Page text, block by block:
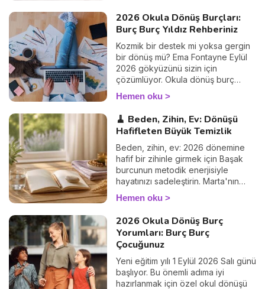
2026 Okula Dönüş Burçları:
Burç Burç Yıldız Rehberiniz
Kozmik bir destek mi yoksa gergin
bir dönüş mü? Ema Fontayne Eylül
2026 gökyüzünü sizin için
çözümlüyor. Okula dönüş burç
yorumlarınızı hemen keşfedin!
Hemen oku
🧹 Beden, Zihin, Ev: Dönüşü
Hafifleten Büyük Temizlik
Beden, zihin, ev: 2026 dönemine
hafif bir zihinle girmek için Başak
burcunun metodik enerjisiyle
hayatınızı sadeleştirin. Marta'nın
rehberi.
Hemen oku
2026 Okula Dönüş Burç
Yorumları: Burç Burç
Çocuğunuz
Yeni eğitim yılı 1 Eylül 2026 Salı günü
başlıyor. Bu önemli adıma iyi
hazırlanmak için özel okul dönüşü